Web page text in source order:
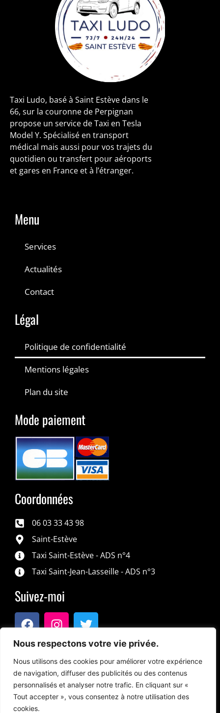
Nous respectons votre vie privée.
Nous utilisons des cookies pour améliorer votre expérience
de navigation, diffuser des publicités ou des contenus
personnalisés et analyser notre trafic. En cliquant sur «
Tout accepter », vous consentez à notre utilisation des
cookies.
Taxi Ludo, basé à Saint Estève dans le
66, sur la couronne de Perpignan
propose un service de Taxi en Tesla
Model Y. Spécialisé en transport
médical mais aussi pour vos trajets du
quotidien ou transfert pour aéroports
et gares en France et à l’étranger.
Menu
Services
Actualités
Contact
Légal
Politique de confidentialité
Mentions légales
Plan du site
Mode paiement
Coordonnées
06 03 33 43 98
Saint-Estève
Taxi Saint-Estève - ADS n°4
Taxi Saint-Jean-Lasseille - ADS n°3
Suivez-moi
JE RÉSERVE UN TRAJET